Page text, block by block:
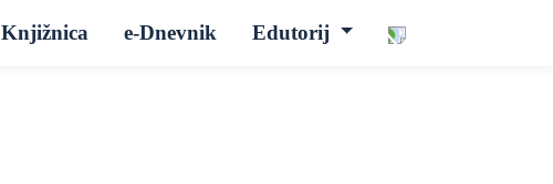
Knjižnica e-Dnevnik Edutorij